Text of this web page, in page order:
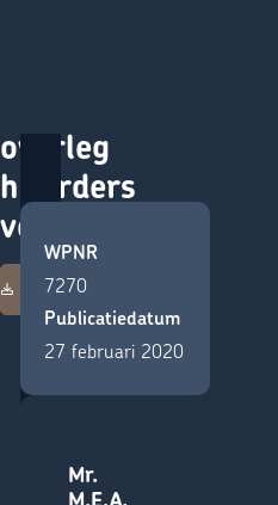
overleg
huurders
verhuurder
Download deze
WPNR
7270
Publicatiedatum
27 februari 2020
Mr.
M.E.A.